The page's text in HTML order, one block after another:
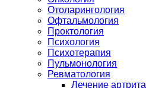
Отоларингология
Офтальмология
Проктология
Психология
Психотерапия
Пульмонология
Ревматология
Лечение артрита